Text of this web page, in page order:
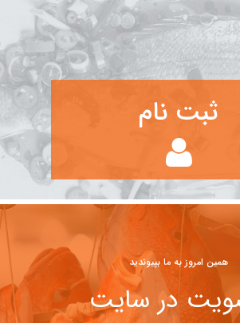
ثبت نام
همین امروز به ما بپیوندید
در سایت